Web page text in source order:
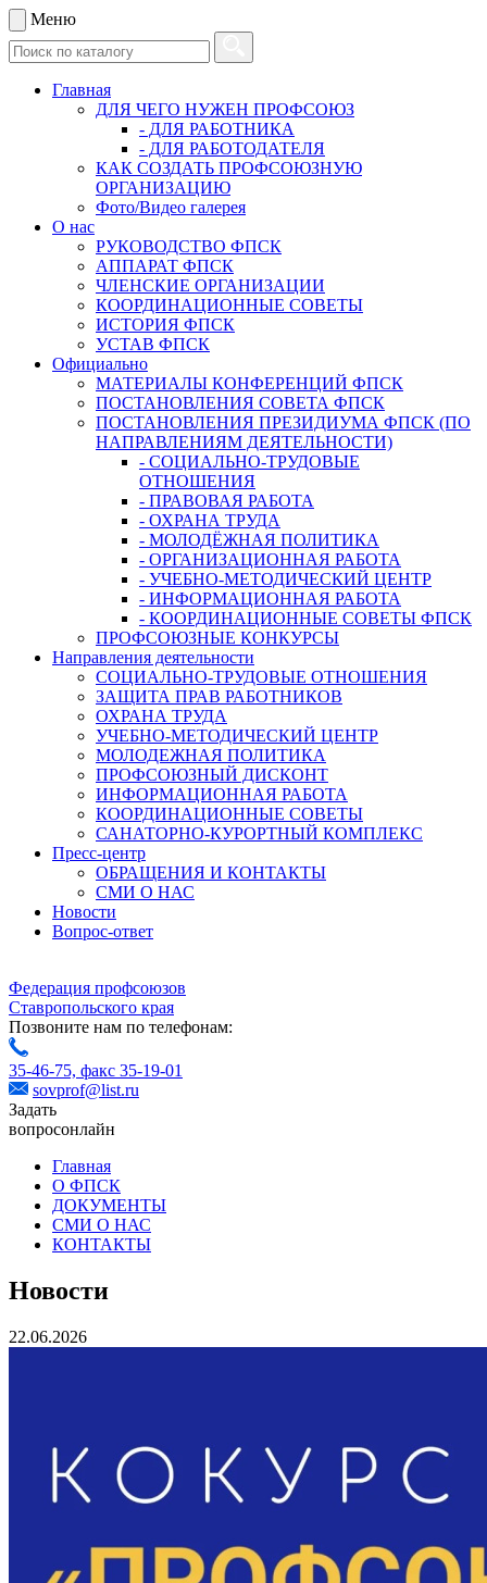
Меню
Главная
ДЛЯ ЧЕГО НУЖЕН ПРОФСОЮЗ
- ДЛЯ РАБОТНИКА
- ДЛЯ РАБОТОДАТЕЛЯ
КАК СОЗДАТЬ ПРОФСОЮЗНУЮ
ОРГАНИЗАЦИЮ
Фото/Видео галерея
О нас
РУКОВОДСТВО ФПСК
АППАРАТ ФПСК
ЧЛЕНСКИЕ ОРГАНИЗАЦИИ
КООРДИНАЦИОННЫЕ СОВЕТЫ
ИСТОРИЯ ФПСК
УСТАВ ФПСК
Официально
МАТЕРИАЛЫ КОНФЕРЕНЦИЙ ФПСК
ПОСТАНОВЛЕНИЯ СОВЕТА ФПСК
ПОСТАНОВЛЕНИЯ ПРЕЗИДИУМА ФПСК (ПО
НАПРАВЛЕНИЯМ ДЕЯТЕЛЬНОСТИ)
- СОЦИАЛЬНО-ТРУДОВЫЕ
ОТНОШЕНИЯ
- ПРАВОВАЯ РАБОТА
- ОХРАНА ТРУДА
- МОЛОДЁЖНАЯ ПОЛИТИКА
- ОРГАНИЗАЦИОННАЯ РАБОТА
- УЧЕБНО-МЕТОДИЧЕСКИЙ ЦЕНТР
- ИНФОРМАЦИОННАЯ РАБОТА
- КООРДИНАЦИОННЫЕ СОВЕТЫ ФПСК
ПРОФСОЮЗНЫЕ КОНКУРСЫ
Направления деятельности
СОЦИАЛЬНО-ТРУДОВЫЕ ОТНОШЕНИЯ
ЗАЩИТА ПРАВ РАБОТНИКОВ
ОХРАНА ТРУДА
УЧЕБНО-МЕТОДИЧЕСКИЙ ЦЕНТР
МОЛОДЕЖНАЯ ПОЛИТИКА
ПРОФСОЮЗНЫЙ ДИСКОНТ
ИНФОРМАЦИОННАЯ РАБОТА
КООРДИНАЦИОННЫЕ СОВЕТЫ
САНАТОРНО-КУРОРТНЫЙ КОМПЛЕКС
Пресс-центр
ОБРАЩЕНИЯ И КОНТАКТЫ
СМИ О НАС
Новости
Вопрос-ответ
Федерация профсоюзов
Ставропольского края
Позвоните нам по телефонам:
35-46-75, факс 35-19-01
sovprof@list.ru
Задать
вопросонлайн
Главная
О ФПСК
ДОКУМЕНТЫ
СМИ О НАС
КОНТАКТЫ
Новости
22.06.2026